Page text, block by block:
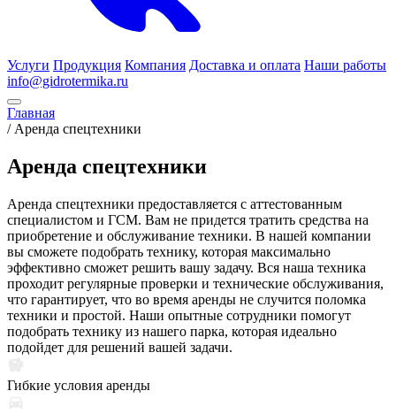
Услуги Продукция Компания Доставка и оплата Наши работы
info@gidrotermika.ru
Главная
/ Аренда спецтехники
Аренда спецтехники
Аренда спецтехники предоставляется с аттестованным
специалистом и ГСМ. Вам не придется тратить средства на
приобретение и обслуживание техники. В нашей компании
вы сможете подобрать технику, которая максимально
эффективно сможет решить вашу задачу. Вся наша техника
проходит регулярные проверки и технические обслуживания,
что гарантирует, что во время аренды не случится поломка
техники и простой. Наши опытные сотрудники помогут
подобрать технику из нашего парка, которая идеально
подойдет для решений вашей задачи.
Гибкие условия аренды